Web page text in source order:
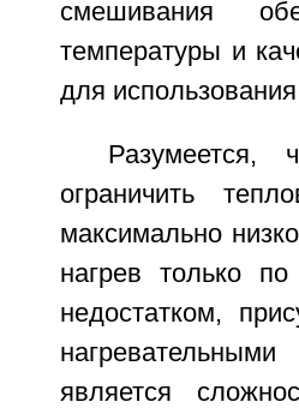
смешивания
температуры и
для
Разумеется,
ограничить
максимально
нагрев только
недостатком,
является